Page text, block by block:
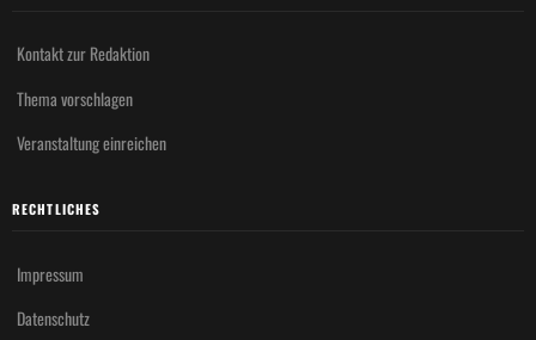
Kontakt zur Redaktion
Thema vorschlagen
Veranstaltung einreichen
RECHTLICHES
Impressum
Datenschutz